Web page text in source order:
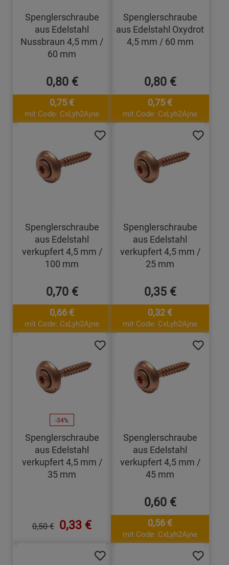
Spenglerschraube
aus Edelstahl
Nussbraun 4,5 mm /
60 mm
0,80 €
0,75 €
mit Code: CxLyh2Ajne
Spenglerschraube
aus Edelstahl Oxydrot
4,5 mm / 60 mm
0,80 €
0,75 €
mit Code: CxLyh2Ajne
Spenglerschraube
aus Edelstahl
verkupfert 4,5 mm /
100 mm
0,70 €
0,66 €
mit Code: CxLyh2Ajne
Spenglerschraube
aus Edelstahl
verkupfert 4,5 mm /
25 mm
0,35 €
0,32 €
mit Code: CxLyh2Ajne
-34%
Spenglerschraube
aus Edelstahl
verkupfert 4,5 mm /
35 mm
0,50 € 0,33 €
Spenglerschraube
aus Edelstahl
verkupfert 4,5 mm /
45 mm
0,60 €
0,56 €
mit Code: CxLyh2Ajne